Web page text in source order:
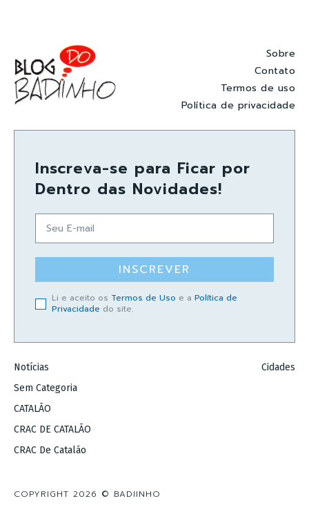
Sobre
Contato
Termos de uso
Política de privacidade
Inscreva-se para Ficar por
Dentro das Novidades!
INSCREVER
Li e aceito os Termos de Uso e a Política de
Privacidade do site.
Notícias
Sem Categoria
CATALÃO
CRAC DE CATALÃO
CRAC De Catalão
Cidades
COPYRIGHT 2026 © BADIINHO